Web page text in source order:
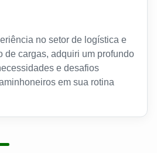
no setor de logística e
de cargas, adquiri um profundo
e desafios
em sua rotina